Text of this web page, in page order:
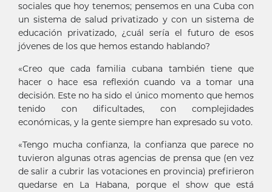
sociales que hoy tenemos; pensemos en una Cuba con
un sistema de salud privatizado y con un sistema de
educación privatizado, ¿cuál sería el futuro de esos
jóvenes de los que hemos estando hablando?
«Creo que cada familia cubana también tiene que
hacer o hace esa reflexión cuando va a tomar una
decisión. Este no ha sido el único momento que hemos
tenido con dificultades, con complejidades
económicas, y la gente siempre han expresado su voto.
«Tengo mucha confianza, la confianza que parece no
tuvieron algunas otras agencias de prensa que (en vez
de salir a cubrir las votaciones en provincia) prefirieron
quedarse en La Habana, porque el show que está